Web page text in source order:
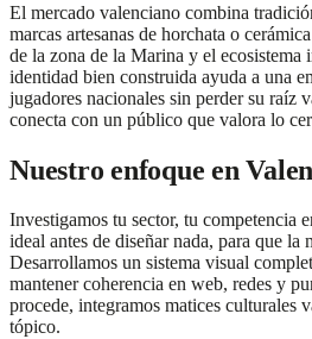
El mercado valenciano combina
marcas artesanas de horchata o
de la zona de la Marina y el
identidad bien construida ayuda a una
jugadores nacionales sin perder su raíz
conecta con un público que valora lo
Nuestro enfoque en
Investigamos tu sector, tu competencia
ideal antes de diseñar nada, para que la
Desarrollamos un sistema visual
mantener coherencia en web, redes y
procede, integramos matices culturales
tópico.